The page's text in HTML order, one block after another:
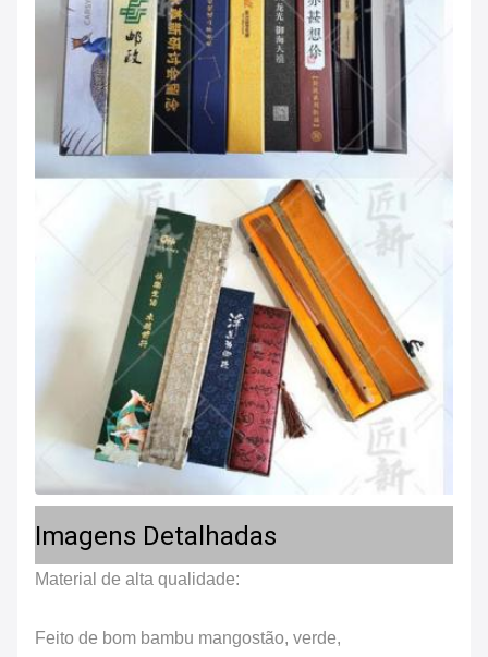
Imagens Detalhadas
Material de alta qualidade:
Feito de bom bambu mangostão, verde,